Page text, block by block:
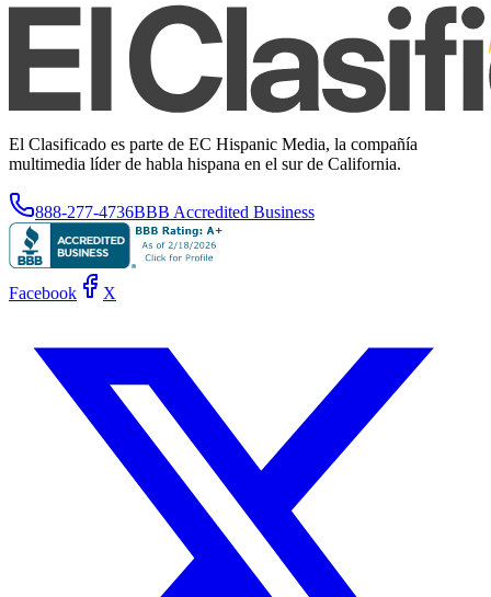
El Clasificado es parte de EC Hispanic Media, la compañía
multimedia líder de habla hispana en el sur de California.
888-277-4736BBB Accredited Business
Facebook X